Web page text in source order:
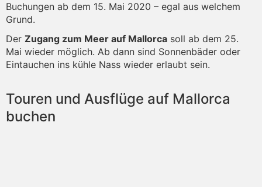
Buchungen ab dem 15. Mai 2020 – egal aus welchem
Grund.
Der Zugang zum Meer auf Mallorca soll ab dem 25.
Mai wieder möglich. Ab dann sind Sonnenbäder oder
Eintauchen ins kühle Nass wieder erlaubt sein.
Touren und Ausflüge auf Mallorca
buchen